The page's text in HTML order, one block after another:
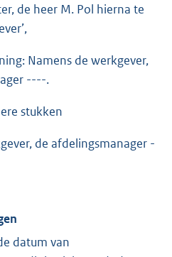
de heer M. Pol hierna te
Namens de werkgever,
----.
stukken
de afdelingsmanager -
datum van